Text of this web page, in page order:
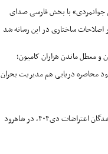
جوانمردی» با بخش فارسی صدای
اصلاحات ساختاری در این رسانه شد
و معطل ماندن هزاران کامیون؛
محاصره دریایی هم مدیریت بحران
آروین خیرخواه، از بازداشت‌شدگان اعتراضات دی۴۰۴، در شاهرود